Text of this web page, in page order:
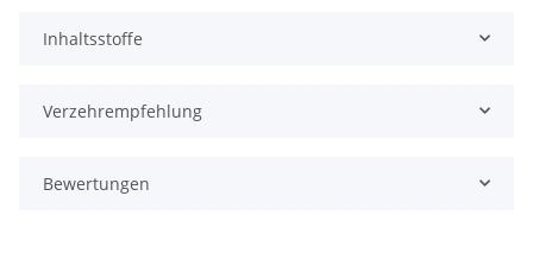
Inhaltsstoffe
Verzehrempfehlung
Bewertungen